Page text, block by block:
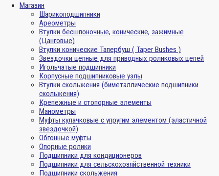
Магазин
Шарикоподшипники
Ареометры
Втулки бесшпоночные, конические, зажимные
(Цанговые)
Втулки конические Тапербуш ( Taper Bushes )
Звездочки цепные для приводных роликовых цепей
Игольчатые подшипники
Корпусные подшипниковые узлы
Втулки скольжения (биметаллические подшипники
скольжения)
Крепежные и стопорные элементы
Манометры
Муфты кулачковые с упругим элементом (эластичной
звездочкой)
Обгонные муфты
Опорные ролики
Подшипники для кондиционеров
Подшипники для сельскохозяйственной техники
Подшипники скольжения